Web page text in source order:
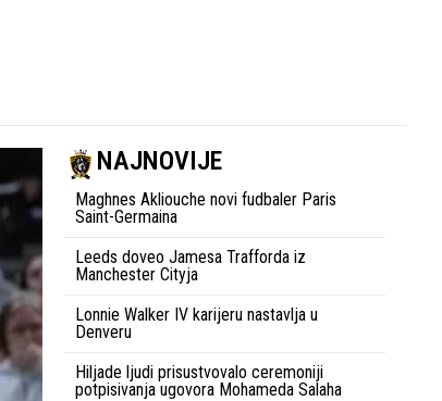
NAJNOVIJE
Maghnes Akliouche novi fudbaler Paris
Saint-Germaina
Leeds doveo Jamesa Trafforda iz
Manchester Cityja
Lonnie Walker IV karijeru nastavlja u
Denveru
Hiljade ljudi prisustvovalo ceremoniji
potpisivanja ugovora Mohameda Salaha